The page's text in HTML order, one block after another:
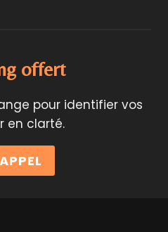
offert
pour identifier vos
en clarté.